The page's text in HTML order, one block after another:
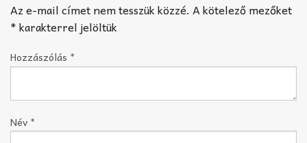
Az e-mail címet nem tesszük közzé. A kötelező mezőket
*karakterrel jelöltük
Hozzászólás *
Név *